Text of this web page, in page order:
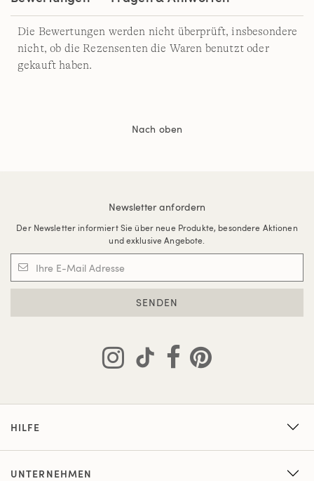
Die Bewertungen werden nicht überprüft, insbesondere
nicht, ob die Rezensenten die Waren benutzt oder
gekauft haben.
Nach oben
Newsletter anfordern
Der Newsletter informiert Sie über neue Produkte, besondere Aktionen
und exklusive Angebote.
SENDEN
HILFE
UNTERNEHMEN